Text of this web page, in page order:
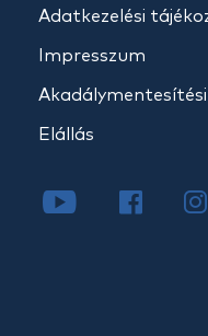
Adatkezelési
Impresszum
Elállás